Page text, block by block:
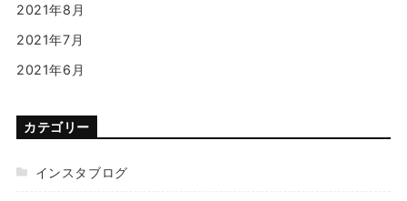
2021年8月
2021年7月
2021年6月
カテゴリー
インスタブログ